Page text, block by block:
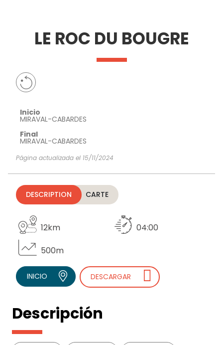
IMPRESCINDIBLES
HACER
INSPIRACIONES
LE ROC DU BOUGRE
Inicio
MIRAVAL-CABARDES
Final
MIRAVAL-CABARDES
Página actualizada el 15/11/2024
DESCRIPTION CARTE
12km
04:00
500m
INICIO DESCARGAR
Descripción